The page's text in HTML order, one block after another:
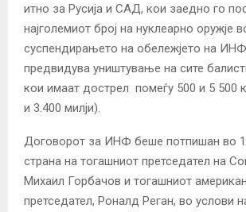
итно за Русија и САД, кои заедно го
најголемиот број на нуклеарно оружје
суспендирањето на обележјето на
предвидува уништување на сите
кои имаат дострел помеѓу 500 и 5 500
и 3.400 милји).
Договорот за ИНФ беше потпишан во
страна на тогашниот претседател на
Михаил Горбачов и тогашниот
претседател, Роналд Реган, во услови